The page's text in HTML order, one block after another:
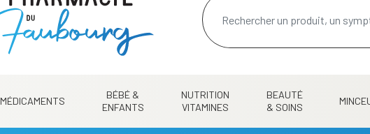
MÉDICAMENTS
BÉBÉ &
ENFANTS
NUTRITION
VITAMINES
BEAUTÉ
& SOINS